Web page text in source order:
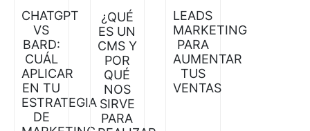
CHATGPT
VS
BARD:
CUÁL
APLICAR
EN TU
ESTRATEGIA
DE
¿QUÉ
ES UN
CMS Y
POR
QUÉ
NOS
SIRVE
PARA
LEADS
MARKETING
PARA
AUMENTAR
TUS
VENTAS